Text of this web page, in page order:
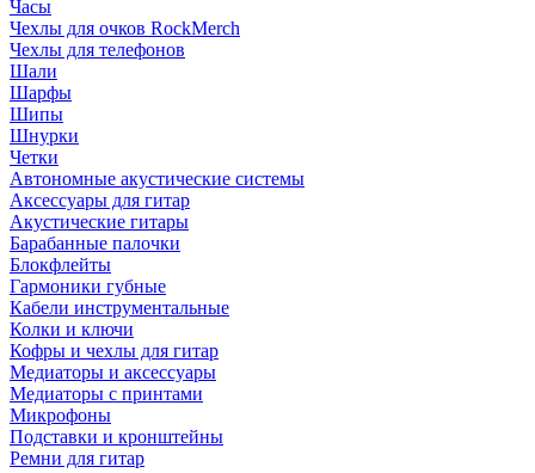
Часы
Чехлы для очков RockMerch
Чехлы для телефонов
Шали
Шарфы
Шипы
Шнурки
Четки
Автономные акустические системы
Аксессуары для гитар
Акустические гитары
Барабанные палочки
Блокфлейты
Гармоники губные
Кабели инструментальные
Колки и ключи
Кофры и чехлы для гитар
Медиаторы и аксессуары
Медиаторы с принтами
Микрофоны
Подставки и кронштейны
Ремни для гитар